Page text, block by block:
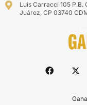
Luis Carracci 105 P.B.
Juárez, CP 03740